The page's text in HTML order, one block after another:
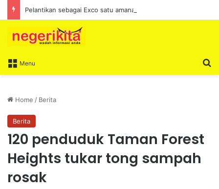
Menu
Home / Berita
Berita
120 penduduk Taman Forest
Heights tukar tong sampah
rosak